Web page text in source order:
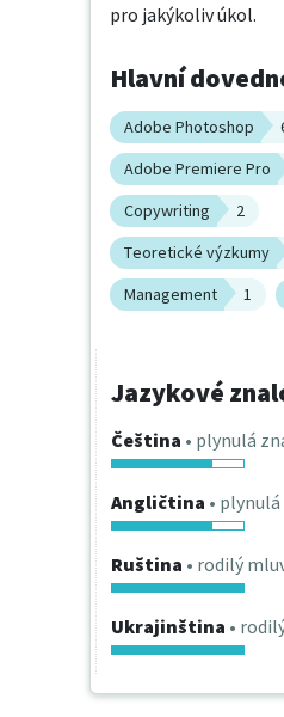
pro jakýkoliv úkol.
Hlavní
Adobe Photoshop
Adobe Premiere Pro
Copywriting
2
Teoretické výzkumy
Management
1
Jazykové
Čeština • plynulá
Angličtina •
Ruština • rodilý
Ukrajinština •